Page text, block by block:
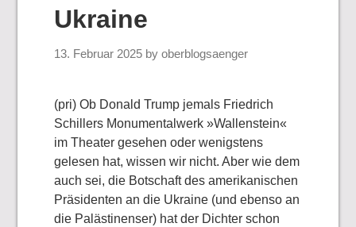
Ukraine
13. Februar 2025 byoberblogsaenger
(pri) Ob Donald Trump jemals Friedrich
Schillers Monumentalwerk »Wallenstein«
im Theater gesehen oder wenigstens
gelesen hat, wissen wir nicht. Aber wie dem
auch sei, die Botschaft des amerikanischen
Präsidenten an die Ukraine (und ebenso an
die Palästinenser) hat der Dichter schon